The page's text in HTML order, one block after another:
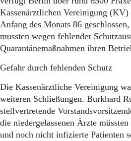
Kassenärztlichen Vereinigung
Anfang des Monats 86
mussten wegen fehlender
Quarantänemaßnahmen ihren
Gefahr durch fehlenden Schutz
Die Kassenärztliche Vereinigung
weiteren Schließungen. Burkhard
stellvertretende
die niedergelassenen Ärzte
und noch nicht infizierte Patienten